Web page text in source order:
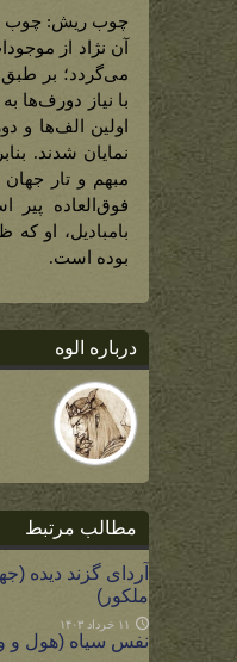
چوب ریش: چوب
آن نژاد از
می‌گردد؛ بر طبق
با نیاز دورف‌ها
اولین الف‌ها و
نمایان شدند.
مبهم و تار
فوق‌‌‌العاده پیر
بامبادیل، او که
بوده است.
درباره الوه
مطالب مرتبط
آردای گزند دیده
ملکور)
۱۱ خرداد ۱۴۰۳
نفس سیاه (هول